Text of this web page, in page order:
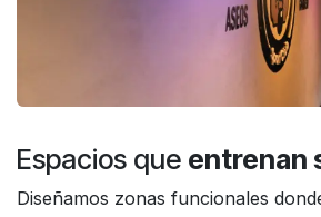
Espacios que entrenan
Diseñamos zonas funcionales